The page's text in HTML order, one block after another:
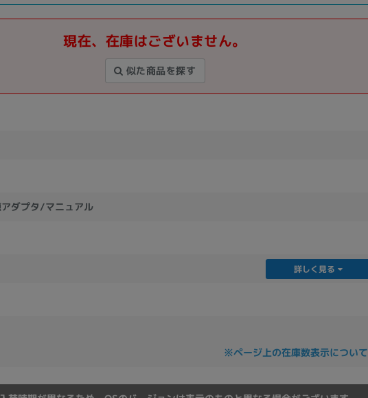
現在、在庫はございません。
似た商品を探す
ダプタ/マニュアル
詳しく見る
※ページ上の在庫数表示について
メーカー
ク Cランク Apple M1 Apple M2 Ryzen 9 Ryzen 7